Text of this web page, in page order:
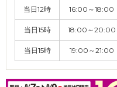
当日12時 16:00～18:00
当日15時 18:00～20:00
当日15時 19:00～21:00